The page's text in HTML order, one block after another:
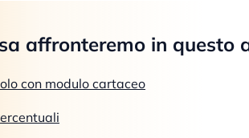
affronteremo in questo
con modulo cartaceo